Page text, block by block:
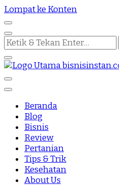
Lompat ke Konten
Mencari
Sesuatu?
Bisnis Instan
Beranda
Blog
Bisnis
Review
Pertanian
Tips & Trik
Kesehatan
About Us